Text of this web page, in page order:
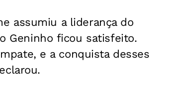
assumiu a liderança do
Geninho ficou satisfeito.
e a conquista desses